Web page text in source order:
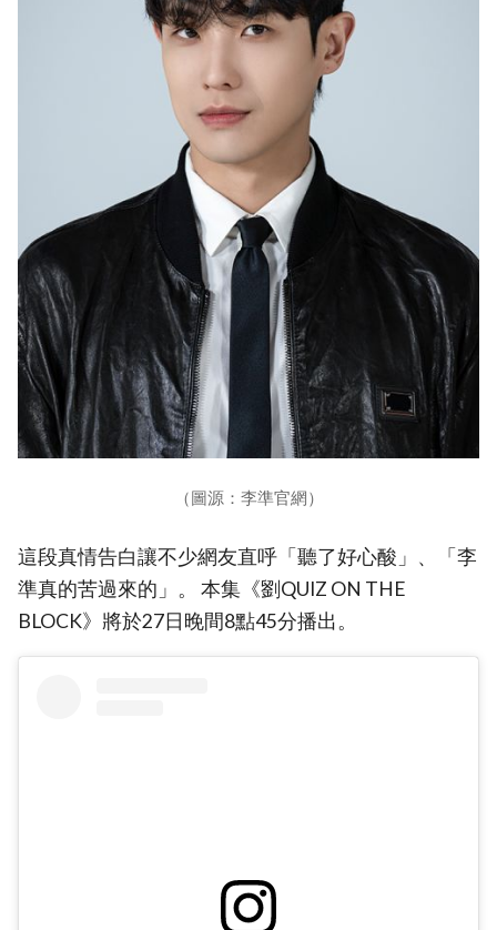
（圖源：李準官網）
這段真情告白讓不少網友直呼「聽了好心酸」、「李
準真的苦過來的」。 本集《劉QUIZ ON THE
BLOCK》將於27日晚間8點45分播出。